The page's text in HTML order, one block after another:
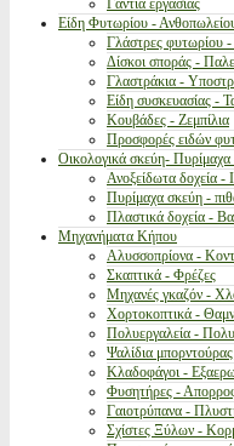
Γάντια εργασίας
Είδη Φυτωρίου -
Γλάστρες φυτωρίου
Δίσκοι σποράς -
Γλαστράκια -
Είδη συσκευασίας -
Κουβάδες - Ζεμπίλια
Προσφορές ειδών
Οικολογικά σκεύη-
Ανοξείδωτα δοχεία -
Πυρίμαχα σκεύη -
Πλαστικά δοχεία -
Μηχανήματα Κήπου
Αλυσσοπρίονα -
Σκαπτικά - Φρέζες
Μηχανές γκαζόν -
Χορτοκοπτικά -
Πολυεργαλεία -
Ψαλίδια
Κλαδοφάγοι -
Φυσητήρες -
Γαιοτρύπανα -
Σχίστες Ξύλων -